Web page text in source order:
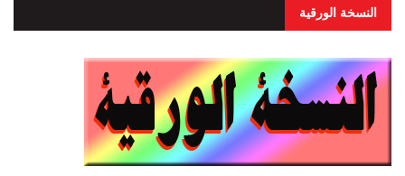
النسخة الورقية